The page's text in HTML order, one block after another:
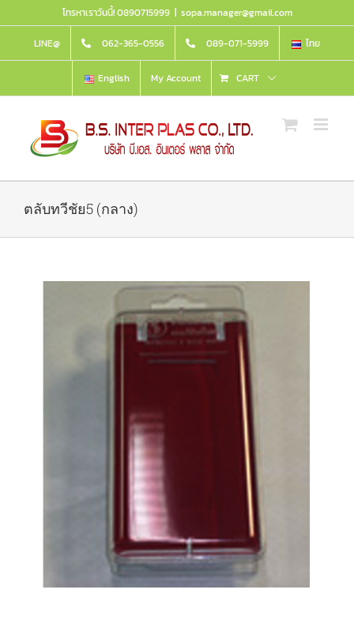
to
content
โทรหาเราวันนี้! 0890715999 | sopa.manager@gmail.com
LINE@ 062-365-0556 089-071-5999 ไทย
English My Account CART
ตลับทวีชัย5 (กลาง)